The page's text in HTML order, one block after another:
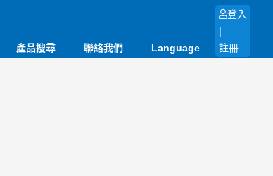
產品搜尋 聯絡我們 Language
登入
|
註冊